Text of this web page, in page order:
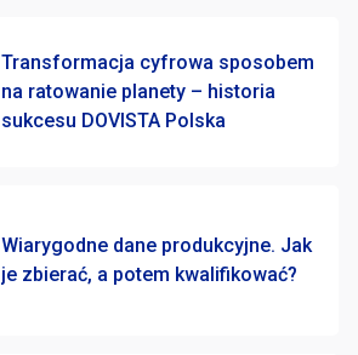
Transformacja cyfrowa sposobem
na ratowanie planety – historia
sukcesu DOVISTA Polska
Wiarygodne dane produkcyjne. Jak
je zbierać, a potem kwalifikować?